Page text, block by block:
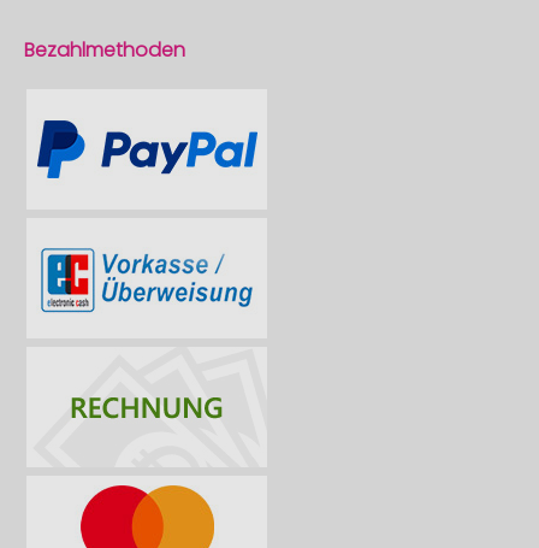
Bezahlmethoden